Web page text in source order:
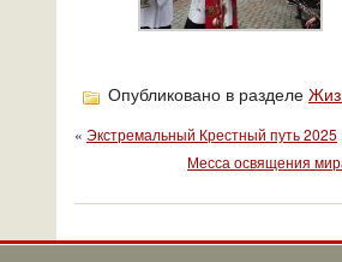
Опубликовано в разделе
« Экстремальный Крестный путь 2025
Месса освящения